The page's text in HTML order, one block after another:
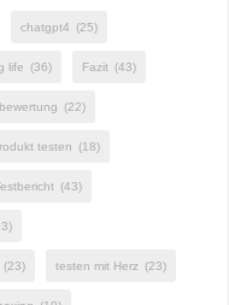
chatgpt4 (25)
life (36) Fazit (43)
(22)
testen (18)
(43)
(23) testen mit Herz (23)